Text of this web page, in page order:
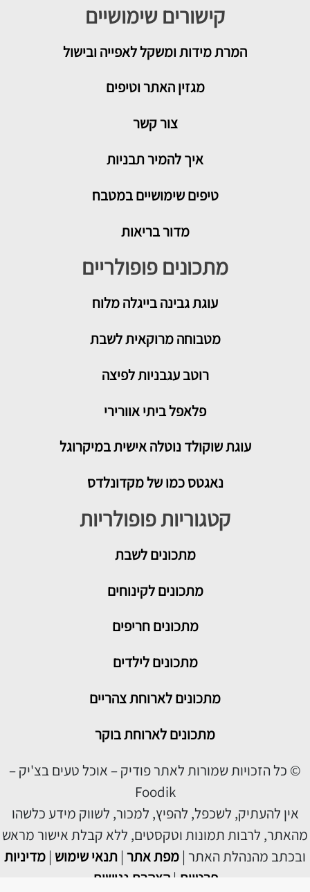
קישורים שימושיים
המרת מידות ומשקל לאפייה ובישול
מגזין האתר וטיפים
צור קשר
איך להמיר תבניות
טיפים שימושיים במטבח
מדור בריאות
מתכונים פופולריים
עוגת גבינה בייגלה מלוח
מטבוחה מרוקאית לשבת
רוטב עגבניות לפיצה
פלאפל ביתי אוורירי
עוגת שוקולד נוטלה אישית במיקרוגל
נאגטס כמו של מקדונלדס
קטגוריות פופולריות
מתכוניםלשבת
מתכונים לקינוחים
מתכונים חריפים
מתכונים לילדים
מתכונים לארוחת צהריים
מתכונים לארוחת בוקר
© כל הזכויות שמורות לאתר פודיק – אוכל טעים בצ'יק –
Foodik
אין להעתיק, לשכפל, להפיץ, למכור, לשווק מידע כלשהו
מהאתר, לרבות תמונות וטקסטים, ללא קבלת אישור מראש
ובכתב מהנהלת האתר | מפת אתר | תנאי שימוש | מדיניות
פרטיות |הצהרת נגישות